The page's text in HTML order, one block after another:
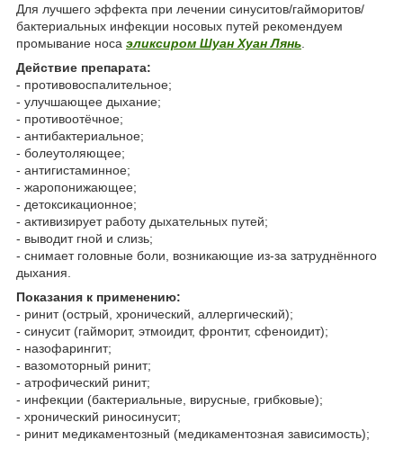
Для лучшего эффекта при лечении синуситов/гайморитов/
бактериальных инфекции носовых путей рекомендуем
промывание носа эликсиром Шуан Хуан Лянь
Действие препарата:
- противовоспалительное;
- улучшающее дыхание;
- противоотёчное;
- антибактериальное;
- болеутоляющее;
- антигистаминное;
- жаропонижающее;
- детоксикационное;
- активизирует работу дыхательных путей;
- выводит гной и слизь;
- снимает головные боли, возникающие из-за затруднённого
дыхания.
Показания к применению:
- ринит (острый, хронический, аллергический);
- синусит (гайморит, этмоидит, фронтит, сфеноидит);
- назофарингит;
- вазомоторный ринит;
- атрофический ринит;
- инфекции (бактериальные, вирусные, грибковые);
- хронический риносинусит;
- ринит медикаментозный (медикаментозная зависимость);